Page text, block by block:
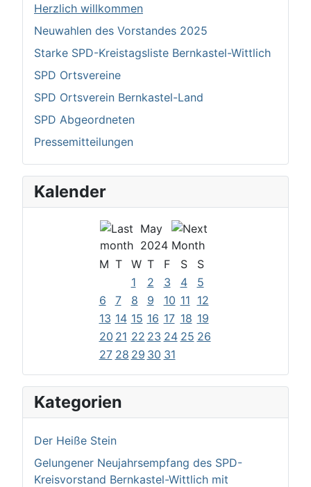
Herzlich willkommen
Neuwahlen des Vorstandes 2025
Starke SPD-Kreistagsliste Bernkastel-Wittlich
SPD Ortsvereine
SPD Ortsverein Bernkastel-Land
SPD Abgeordneten
Pressemitteilungen
Kalender
May
2024
M T W T F S
S
1
2 3 4
5
6
7 8 9 10 11 12
13 14 15 16 17 18 19
20 21 22 23 24 25 26
27 28 29 30 31
Kategorien
Der Heiße Stein
Gelungener Neujahrsempfang des SPD-
Kreisvorstand Bernkastel-Wittlich mit